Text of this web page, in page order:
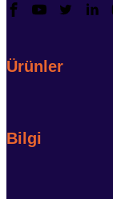
Ürünler
Bilgi